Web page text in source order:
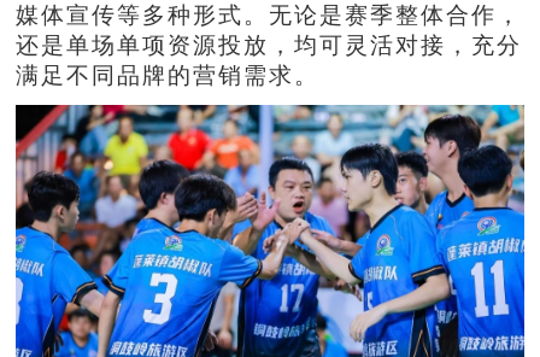
媒体宣传等多种形式。无论是赛季整体合作，
还是单场单项资源投放，均可灵活对接，充分
满足不同品牌的营销需求。